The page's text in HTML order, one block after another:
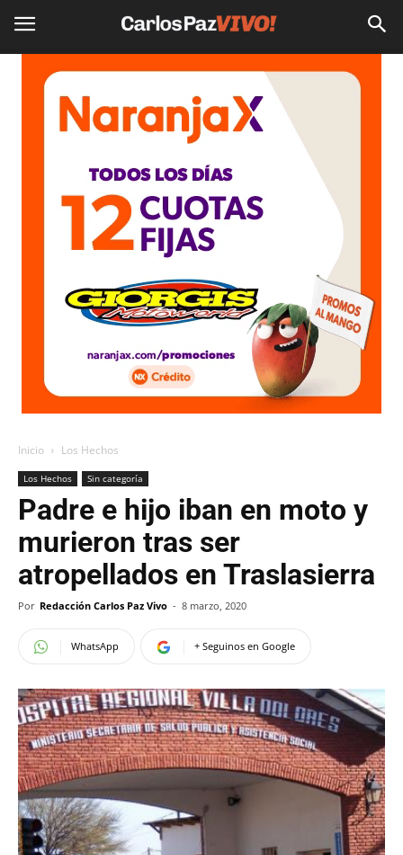
Inicio Los Hechos
Los Hechos Sin categoría
Padre e hijo iban en moto y
murieron tras ser
atropellados en Traslasierra
Por Redacción Carlos Paz Vivo - 8 marzo, 2020
WhatsApp + Seguinos en Google